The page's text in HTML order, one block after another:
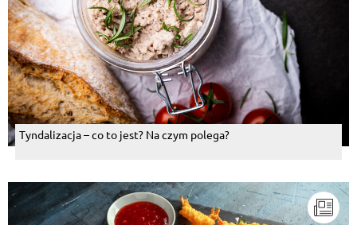
Tyndalizacja – co to jest? Na czym polega?